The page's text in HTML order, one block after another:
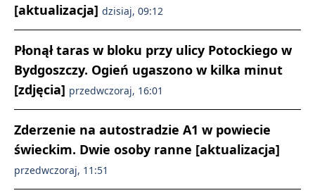
[aktualizacja] dzisiaj, 09:12
Płonął taras w bloku przy ulicy Potockiego w
Bydgoszczy. Ogień ugaszono w kilka minut
[zdjęcia] przedwczoraj, 16:01
Zderzenie na autostradzie A1 w powiecie
świeckim. Dwie osoby ranne [aktualizacja]
przedwczoraj, 11:51